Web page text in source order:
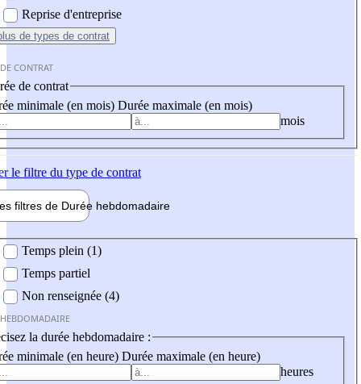
Reprise d'entreprise
de types de contrat
CONTRAT
de contrat
minimale (en mois) Durée maximale (en mois)
mois
le filtre du type de contrat
filtres de Durée hebdomadaire
Temps plein (1)
Temps partiel
Non renseignée (4)
la durée hebdomadaire :
minimale (en heure) Durée maximale (en heure)
heures